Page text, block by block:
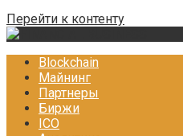
Перейти к контенту
Blockchain
Майнинг
Партнеры
Биржи
ICO